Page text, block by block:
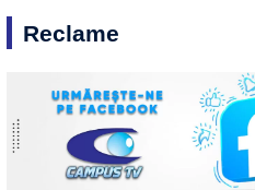
Reclame